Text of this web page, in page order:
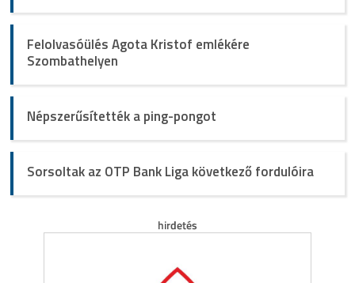
Felolvasóülés Agota Kristof emlékére
Szombathelyen
Népszerűsítették a ping-pongot
Sorsoltak az OTP Bank Liga következő fordulóira